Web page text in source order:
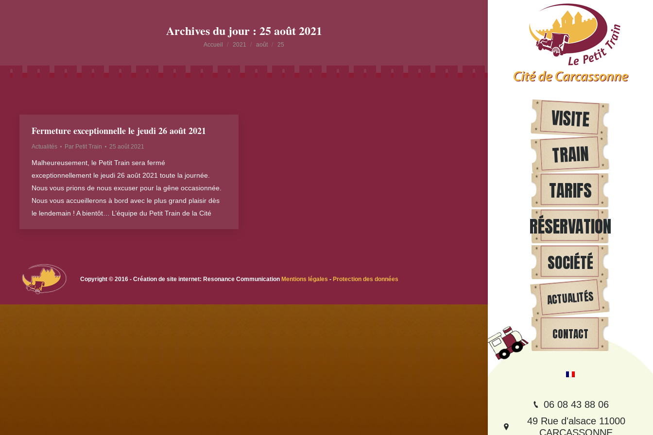
VISITE
TRAIN
TARIFS
RÉSERVATION
SOCIÉTÉ
ACTUALITÉS
CONTACT
06 08 43 88 06
49 Rue d'alsace 11000
CARCASSONNE
Archives du jour : 25 août 2021
Vous êtes ici :
Accueil 2021 août 25
Fermeture exceptionnelle le jeudi 26 août 2021
Actualités Par Petit Train 25 août 2021
Malheureusement, le Petit Train sera fermé
exceptionnellement le jeudi 26 août 2021 toute la journée.
Nous vous prions de nous excuser pour la gêne occasionnée.
Nous vous accueillerons à bord avec le plus grand plaisir dès
le lendemain ! A bientôt… L’équipe du Petit Train de la Cité
Copyright © 2016 - Création de site internet: Resonance Communication Mentions légales - Protection des données